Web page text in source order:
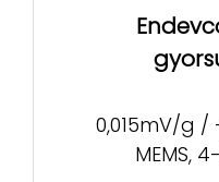
0,015mV/g /
MEMS,